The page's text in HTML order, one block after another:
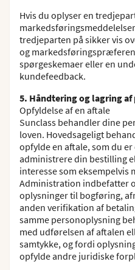
Hvis du oplyser en
tredjeparten på sikker vis
og
spørgeskemaer eller en
kundefeedback.
5. Håndtering og lagring
Opfyldelse af en aftale
Sunclass behandler dine
loven. Hovedsageligt
opfylde en aftale, som du
administrere din bestilling
interesse som
Administration indbefatter
oplysninger til bogføring,
anden verifikation af
samme personoplysning
med udførelsen af aftalen
samtykke, og fordi
opfylde andre juridiske